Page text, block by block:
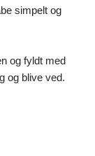
simpelt og
og fyldt med
og blive ved.